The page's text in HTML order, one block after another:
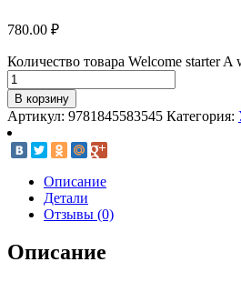
780.00 ₽
Количество товара Welcome starter A
В корзину
Артикул: 9781845583545 Категория:
Описание
Детали
Отзывы (0)
Описание